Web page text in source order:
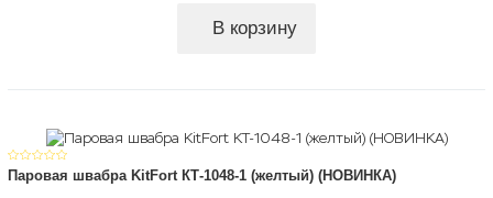
В корзину
Паровая швабра KitFort КТ-1048-1 (желтый) (НОВИНКА)